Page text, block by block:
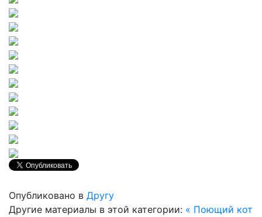
Опубликовано в Другу
Другие материалы в этой категории: « Поющий кот